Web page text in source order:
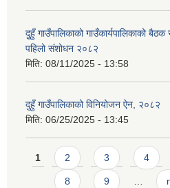
दुुहुँ गाउँपालिकाको गाउँकार्यपालिकाको
पहिलो संशोधन २०८२
मिति: 08/11/2025 - 13:58
दुहुँ गाउँपालिकाको विनियोजन ऐन, २०८२
मिति: 06/25/2025 - 13:45
Pages
1 2 3 4
8 9